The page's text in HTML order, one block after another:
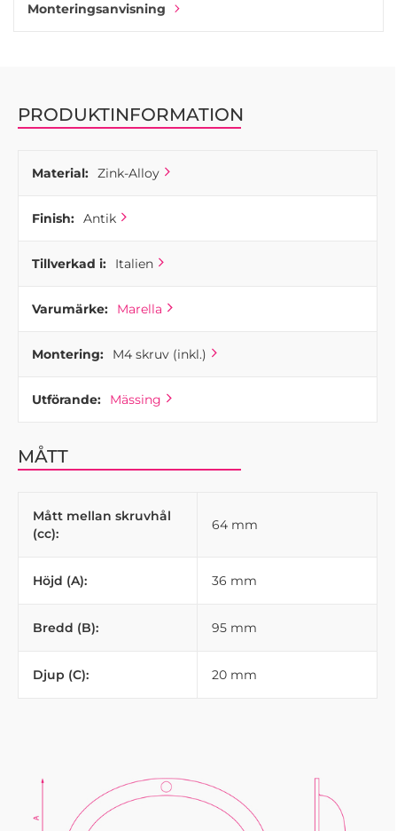
Monteringsanvisning
PRODUKTINFORMATION
Material: Zink-Alloy
Finish: Antik
Tillverkad i: Italien
Varumärke: Marella
Montering: M4 skruv (inkl.)
Utförande: Mässing
MÅTT
Mått mellan skruvhål
(cc):
64 mm
Höjd (A): 36 mm
Bredd (B): 95 mm
Djup (C): 20 mm